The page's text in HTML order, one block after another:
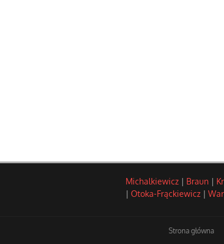
Michalkiewicz | Braun |
| Otoka-Frąckiewicz |
Strona główna